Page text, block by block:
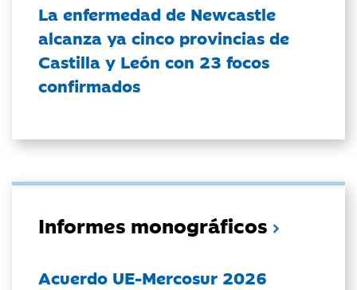
La enfermedad de Newcastle
alcanza ya cinco provincias de
Castilla y León con 23 focos
confirmados
Informes monográficos
Acuerdo UE-Mercosur 2026